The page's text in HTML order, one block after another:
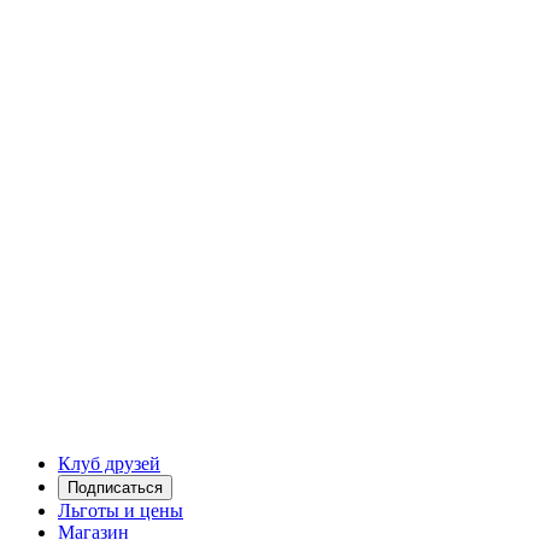
Клуб друзей
Подписаться
Льготы и цены
Магазин